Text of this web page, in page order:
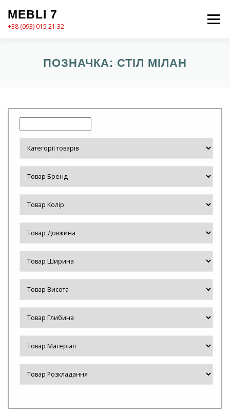
вмісту
MEBLI 7
+38 (093) 015 21 32
Меню
MEBLI7 КАТАЛОГ ПРО НАС КОШИК
ПОЗНАЧКА: СТІЛ МІЛАН